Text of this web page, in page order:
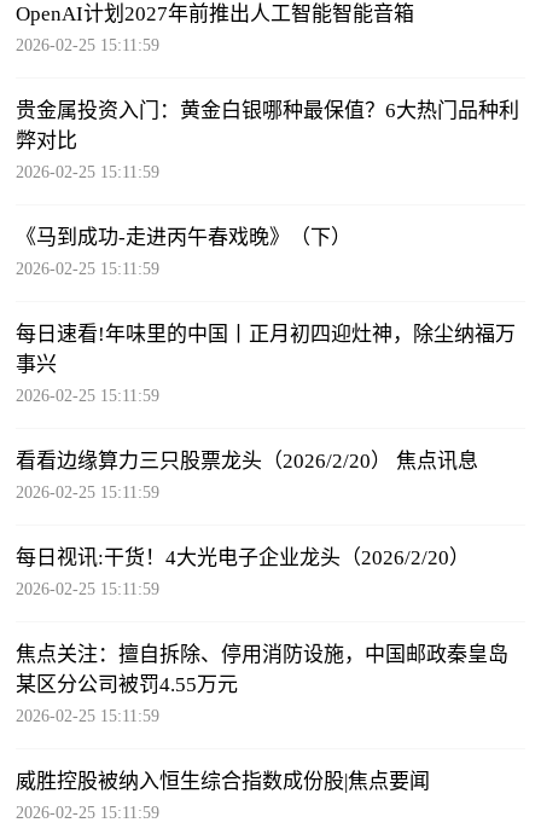
OpenAI计划2027年前推出人工智能智能音箱
2026-02-25 15:11:59
贵金属投资入门：黄金白银哪种最保值？6大热门品种利
弊对比
2026-02-25 15:11:59
《马到成功-走进丙午春戏晚》（下）
2026-02-25 15:11:59
每日速看!年味里的中国丨正月初四迎灶神，除尘纳福万
事兴
2026-02-25 15:11:59
看看边缘算力三只股票龙头（2026/2/20） 焦点讯息
2026-02-25 15:11:59
每日视讯:干货！4大光电子企业龙头（2026/2/20）
2026-02-25 15:11:59
焦点关注：擅自拆除、停用消防设施，中国邮政秦皇岛
某区分公司被罚4.55万元
2026-02-25 15:11:59
威胜控股被纳入恒生综合指数成份股|焦点要闻
2026-02-25 15:11:59